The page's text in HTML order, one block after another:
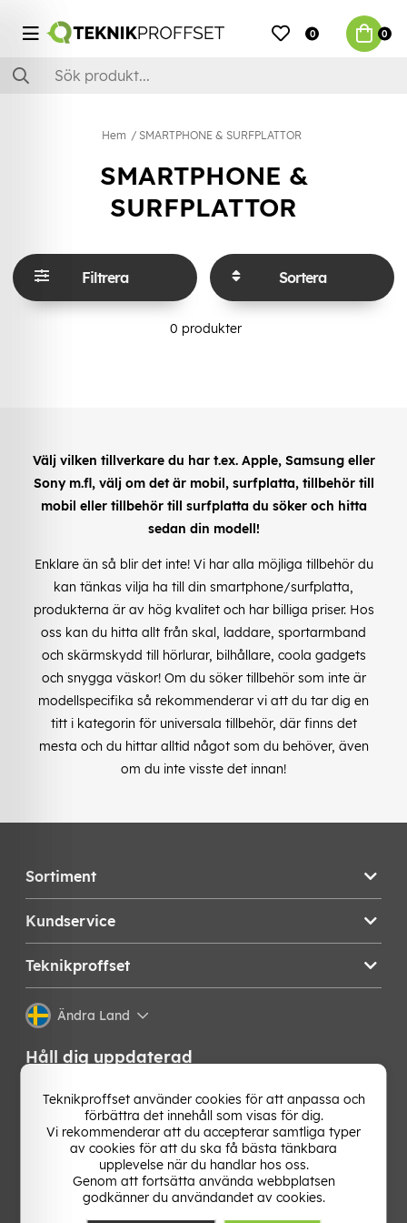
0 0
Hem SMARTPHONE & SURFPLATTOR
SMARTPHONE &
SURFPLATTOR
Filtrera Sortera
0 produkter
Välj vilken tillverkare du har t.ex. Apple, Samsung eller
Sony m.fl, välj om det är mobil, surfplatta, tillbehör till
mobil eller tillbehör till surfplatta du söker och hitta
sedan din modell!
Enklare än så blir det inte! Vi har alla möjliga tillbehör du
kan tänkas vilja ha till din smartphone/surfplatta,
produkterna är av hög kvalitet och har billiga priser. Hos
oss kan du hitta allt från skal, laddare, sportarmband
och skärmskydd till hörlurar, bilhållare, coola gadgets
och snygga väskor! Om du söker tillbehör som inte är
modellspecifika så rekommenderar vi att du tar dig en
titt i kategorin för universala tillbehör, där finns det
mesta och du hittar alltid något som du behöver, även
om du inte visste det innan!
Sortiment
Kundservice
Teknikproffset
Ändra Land
Håll dig uppdaterad
Få de senaste nyheterna, hetaste erbjudandena och
bästa tipsen från oss direkt i din mejlkorg. Signa upp på
vårt nyhetsbrev!
Teknikproffset använder cookies för att anpassa och
förbättra det innehåll som visas för dig.
Vi rekommenderar att du accepterar samtliga typer
av cookies för att du ska få bästa tänkbara
upplevelse när du handlar hos oss.
Genom att fortsätta använda webbplatsen
godkänner du användandet av cookies.